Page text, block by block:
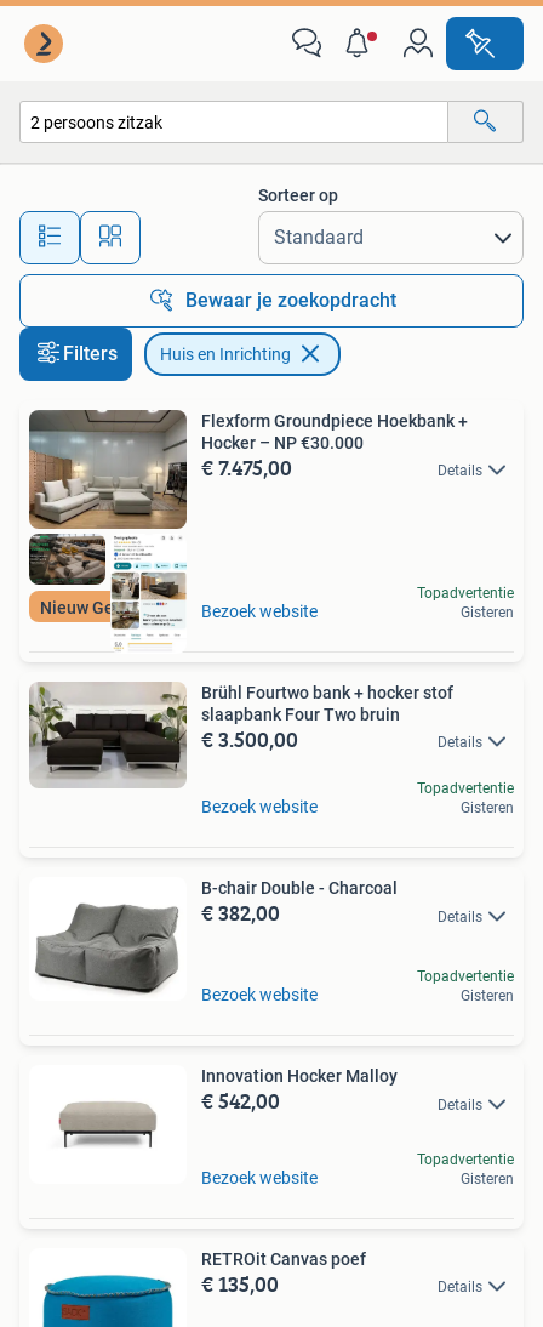
Alle afstanden…
Sorteer op
Bewaar je zoekopdracht
Filters Huis en Inrichting
Nieuw Gestoffeerd
Flexform Groundpiece Hoekbank +
Hocker – NP €30.000
€ 7.475,00 Details
Bezoek website
Topadvertentie
Gisteren
Brühl Fourtwo bank + hocker stof
slaapbank Four Two bruin
€ 3.500,00 Details
Bezoek website
Topadvertentie
Gisteren
B-chair Double - Charcoal
€ 382,00 Details
Bezoek website
Topadvertentie
Gisteren
Innovation Hocker Malloy
€ 542,00 Details
Bezoek website
Topadvertentie
Gisteren
RETROit Canvas poef
€ 135,00 Details